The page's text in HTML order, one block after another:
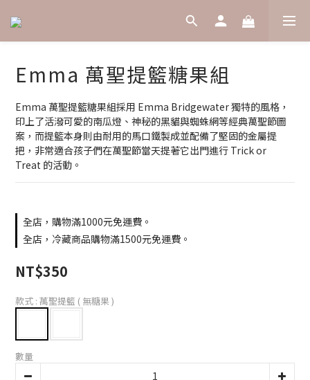
Emma 萬聖提籃糖果組
Emma 萬聖提籃糖果組採用 Emma Bridgewater 獨特的風格，
印上了活潑可愛的南瓜燈、神秘的黑貓與蜘蛛網等經典萬聖節圖
案，而提籃本身則由耐用的馬口鐵製成並配備了堅固的金屬提
把，非常適合孩子們在萬聖節當天提著它出門進行 Trick or
Treat 的活動。
全店，購物滿1000元免運費。
全店，冷藏商品購物滿1500元免運費。
NT$350
款式 : 萬聖提籃 ( 無糖果 )
數量